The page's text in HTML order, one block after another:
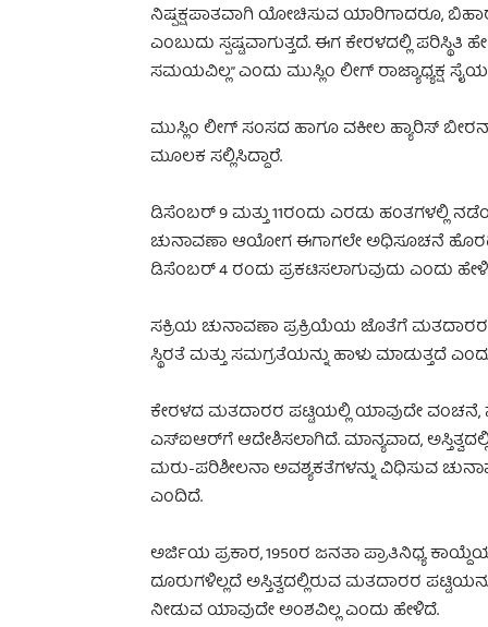
ನಿಷ್ಪಕ್ಷಪಾತವಾಗಿ ಯೋಚಿಸುವ ಯಾರಿಗಾದರೂ,
ಎಂಬುದು ಸ್ಪಷ್ಟವಾಗುತ್ತದೆ. ಈಗ ಕೇರಳದಲ್ಲಿ
ಸಮಯವಿಲ್ಲ” ಎಂದು ಮುಸ್ಲಿಂ ಲೀಗ್ ರಾಜ್ಯಾಧ್ಯಕ್ಷ
ಮುಸ್ಲಿಂ ಲೀಗ್ ಸಂಸದ ಹಾಗೂ ವಕೀಲ ಹ್ಯಾರಿಸ್
ಮೂಲಕ ಸಲ್ಲಿಸಿದ್ದಾರೆ.
ಡಿಸೆಂಬರ್ 9 ಮತ್ತು 11ರಂದು ಎರಡು ಹಂತಗಳಲ್ಲಿ
ಚುನಾವಣಾ ಆಯೋಗ ಈಗಾಗಲೇ ಅಧಿಸೂಚನೆ
ಡಿಸೆಂಬರ್ 4 ರಂದು ಪ್ರಕಟಿಸಲಾಗುವುದು ಎಂದು
ಸಕ್ರಿಯ ಚುನಾವಣಾ ಪ್ರಕ್ರಿಯೆಯ ಜೊತೆಗೆ ಮತದಾರರ
ಸ್ಥಿರತೆ ಮತ್ತು ಸಮಗ್ರತೆಯನ್ನು ಹಾಳು ಮಾಡುತ್ತದೆ
ಕೇರಳದ ಮತದಾರರ ಪಟ್ಟಿಯಲ್ಲಿ ಯಾವುದೇ ವಂಚನೆ,
ಎಸ್‌ಐಆರ್‌ಗೆ ಆದೇಶಿಸಲಾಗಿದೆ. ಮಾನ್ಯವಾದ,
ಮರು-ಪರಿಶೀಲನಾ ಅವಶ್ಯಕತೆಗಳನ್ನು ವಿಧಿಸುವ
ಎಂದಿದೆ.
ಅರ್ಜಿಯ ಪ್ರಕಾರ, 1950ರ ಜನತಾ ಪ್ರಾತಿನಿಧ್ಯ
ದೂರುಗಳಿಲ್ಲದೆ ಅಸ್ತಿತ್ವದಲ್ಲಿರುವ ಮತದಾರರ
ನೀಡುವ ಯಾವುದೇ ಅಂಶವಿಲ್ಲ ಎಂದು ಹೇಳಿದೆ.